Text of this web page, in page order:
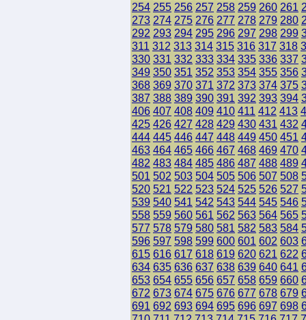
254 255 256 257 258 259 260 261
273 274 275 276 277 278 279 280
292 293 294 295 296 297 298 299
311 312 313 314 315 316 317 318
330 331 332 333 334 335 336 337
349 350 351 352 353 354 355 356
368 369 370 371 372 373 374 375
387 388 389 390 391 392 393 394
406 407 408 409 410 411 412 413
425 426 427 428 429 430 431 432
444 445 446 447 448 449 450 451
463 464 465 466 467 468 469 470
482 483 484 485 486 487 488 489
501 502 503 504 505 506 507 508
520 521 522 523 524 525 526 527
539 540 541 542 543 544 545 546
558 559 560 561 562 563 564 565
577 578 579 580 581 582 583 584
596 597 598 599 600 601 602 603
615 616 617 618 619 620 621 622
634 635 636 637 638 639 640 641
653 654 655 656 657 658 659 660
672 673 674 675 676 677 678 679
691 692 693 694 695 696 697 698